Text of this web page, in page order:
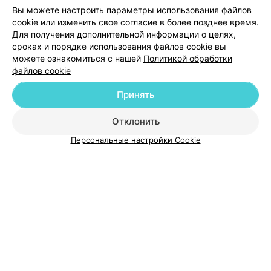
Добавить специалиста
Вы можете настроить параметры использования файлов
cookie или изменить свое согласие в более позднее время.
Для получения дополнительной информации о целях,
сроках и порядке использования файлов cookie вы
можете ознакомиться с нашей Политикой обработки
файлов cookie
Отклонить
Принять
Персональные настройки Cookie